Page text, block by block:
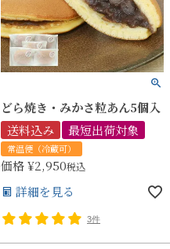
どら焼き・みかさ粒あん5個入
送料込み
最短出荷対象
常温便（冷蔵可）
価格¥2,950税込
詳細を見る
3件